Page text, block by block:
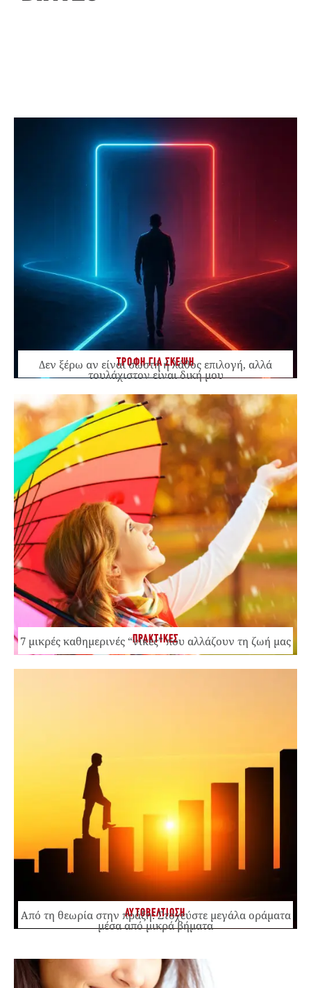
ΤΡΟΦΗ ΓΙΑ ΣΚΕΨΗ
Δεν ξέρω αν είναι σωστή ή λάθος επιλογή, αλλά
τουλάχιστον είναι δική μου
ΠΡΑΚΤΙΚΕΣ
7 μικρές καθημερινές “νίκες” που αλλάζουν τη ζωή μας
ΑΥΤΟΒΕΛΤΙΩΣΗ
Από τη θεωρία στην πράξη: Στοχεύστε μεγάλα οράματα
μέσα από μικρά βήματα